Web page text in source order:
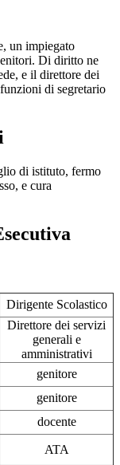
un impiegato
Di diritto ne
e il direttore dei
di segretario
di istituto, fermo
e cura
Dirigente Scolastico
Direttore dei servizi
generali e
amministrativi
genitore
genitore
docente
ATA